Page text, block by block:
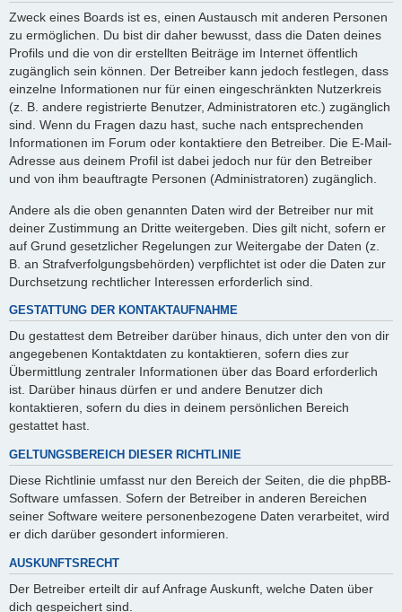
Zweck eines Boards ist es, einen Austausch mit anderen Personen
zu ermöglichen. Du bist dir daher bewusst, dass die Daten deines
Profils und die von dir erstellten Beiträge im Internet öffentlich
zugänglich sein können. Der Betreiber kann jedoch festlegen, dass
einzelne Informationen nur für einen eingeschränkten Nutzerkreis
(z. B. andere registrierte Benutzer, Administratoren etc.) zugänglich
sind. Wenn du Fragen dazu hast, suche nach entsprechenden
Informationen im Forum oder kontaktiere den Betreiber. Die E-Mail-
Adresse aus deinem Profil ist dabei jedoch nur für den Betreiber
und von ihm beauftragte Personen (Administratoren) zugänglich.
Andere als die oben genannten Daten wird der Betreiber nur mit
deiner Zustimmung an Dritte weitergeben. Dies gilt nicht, sofern er
auf Grund gesetzlicher Regelungen zur Weitergabe der Daten (z.
B. an Strafverfolgungsbehörden) verpflichtet ist oder die Daten zur
Durchsetzung rechtlicher Interessen erforderlich sind.
GESTATTUNG DER KONTAKTAUFNAHME
Du gestattest dem Betreiber darüber hinaus, dich unter den von dir
angegebenen Kontaktdaten zu kontaktieren, sofern dies zur
Übermittlung zentraler Informationen über das Board erforderlich
ist. Darüber hinaus dürfen er und andere Benutzer dich
kontaktieren, sofern du dies in deinem persönlichen Bereich
gestattet hast.
GELTUNGSBEREICH DIESER RICHTLINIE
Diese Richtlinie umfasst nur den Bereich der Seiten, die die phpBB-
Software umfassen. Sofern der Betreiber in anderen Bereichen
seiner Software weitere personenbezogene Daten verarbeitet, wird
er dich darüber gesondert informieren.
AUSKUNFTSRECHT
Der Betreiber erteilt dir auf Anfrage Auskunft, welche Daten über
dich gespeichert sind.